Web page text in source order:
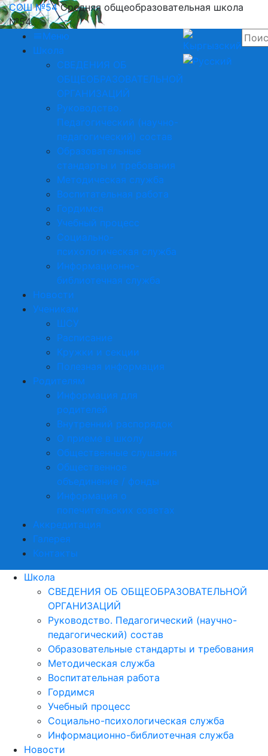
СОШ №54 Средняя общеобразовательная школа
№54
Меню
Школа
СВЕДЕНИЯ ОБ
ОБЩЕОБРАЗОВАТЕЛЬНОЙ
ОРГАНИЗАЦИЙ
Руководство.
Педагогический (научно-
педагогический) состав
Образовательные
стандарты и требования
Методическая служба
Воспитательная работа
Гордимся
Учебный процесс
Социально-
психологическая служба
Информационно-
библиотечная служба
Новости
Ученикам
ШСУ
Расписание
Кружки и секции
Полезная информация
Родителям
Информация для
родителей
Внутренний распорядок
О приеме в школу
Общественные слушания
Общественное
объединение / фонды
Информация о
попечительских советах
Аккредитация
Галерея
Контакты
Школа
СВЕДЕНИЯ ОБ ОБЩЕОБРАЗОВАТЕЛЬНОЙ
ОРГАНИЗАЦИЙ
Руководство. Педагогический (научно-
педагогический) состав
Образовательные стандарты и требования
Методическая служба
Воспитательная работа
Гордимся
Учебный процесс
Социально-психологическая служба
Информационно-библиотечная служба
Новости